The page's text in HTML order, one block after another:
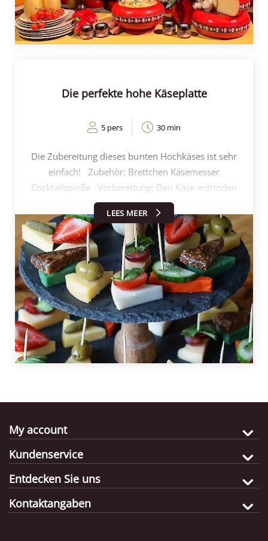
Schafskäses in den Käse bröseln und mit einem
großzügigen Spritzer Cognac ablöschen, wodurch
der Käse köstlich flambiert wird. Die Mischung zu
für die gewünschte Menge an Käsesauce durch die
Spaghetti. Den Knoblauch und den Dip aus
gerösteten Tomaten von Henri Willig dazugeben
und gut umrühren. In der Zwischenzeit kochen Sie
Packung. Die gekochten Spaghetti direkt in die
Beilage Ein leckerer Tomatensalat mit großen
Käsestreuseln rundet das Gericht ab. Tipp Sie
können den ausgehöhlten Käse auf verschiedene
Weise verwenden. Wenn Sie Ihren Tischnachbarn
eine gute Live-Spaghetti-Demonstration geben
wollen, machen Sie sie zuerst für sich selbst: So
haben Sie den Dreh raus. Kratzen Sie den Käse
gründlich aus und brennen Sie ihn mit dem
Gasbrenner, um alle Rückstände zu entfernen
(Hygiene und Umschlag des Käses sind wichtig und
bestimmen seine Haltbarkeit). Lagern Sie den Käse
letzten Krümel verwendbar, in Suppen, Vorspeisen
Die perfekte hohe Käseplatte
5 pers 30 min
Die Zubereitung dieses bunten Hochkäses ist sehr
einfach! Zubehör: Brettchen Käsemesser
Cocktailspieße Vorbereitung: Den Käse entrinden
und in Spalten schneiden Schneiden Sie das Obst
und Gemüse in Stücke/Scheiben Die Käsescheiben
mit dem Obst/Gemüse dekorieren Dekorativ auf
einem Brett anrichten und ggf. einen Cocktailspieß
verwenden Stellen Sie von jeder Variante so viele
her, wie Sie benötigen, z. B. 5.
LEES MEER
My account
Kundenservice
Entdecken Sie uns
Kontaktangaben